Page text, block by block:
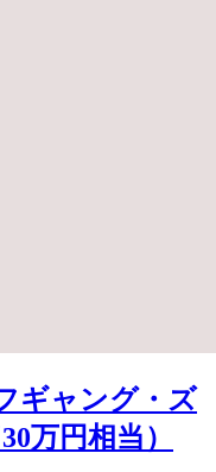
ギャング・ズ
万円相当）